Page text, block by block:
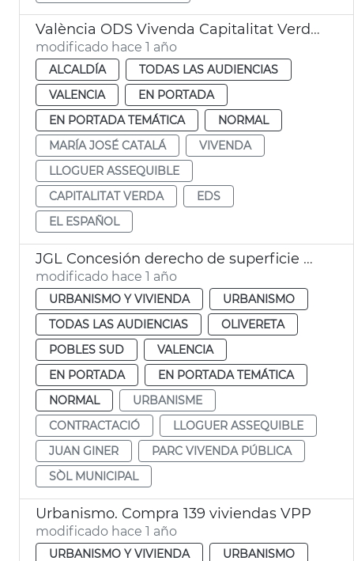
València ODS Vivenda Capitalitat Verda Europea
modificado hace 1 año
ALCALDÍA
TODAS LAS AUDIENCIAS
VALENCIA
EN PORTADA
EN PORTADA TEMÁTICA
NORMAL
MARÍA JOSÉ CATALÁ
VIVENDA
LLOGUER ASSEQUIBLE
CAPITALITAT VERDA
EDS
EL ESPAÑOL
JGL Concesión derecho de superficie para viviendas de alquiler
modificado hace 1 año
URBANISMO Y VIVIENDA
URBANISMO
TODAS LAS AUDIENCIAS
OLIVERETA
POBLES SUD
VALENCIA
EN PORTADA
EN PORTADA TEMÁTICA
NORMAL
URBANISME
CONTRACTACIÓ
LLOGUER ASSEQUIBLE
JUAN GINER
PARC VIVENDA PÚBLICA
SÒL MUNICIPAL
Urbanismo. Compra 139 viviendas VPP
modificado hace 1 año
URBANISMO Y VIVIENDA
URBANISMO